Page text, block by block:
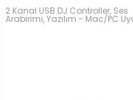
2 Kanal USB DJ Controller, Ses
Arabirimi, Yazılım - Mac/PC